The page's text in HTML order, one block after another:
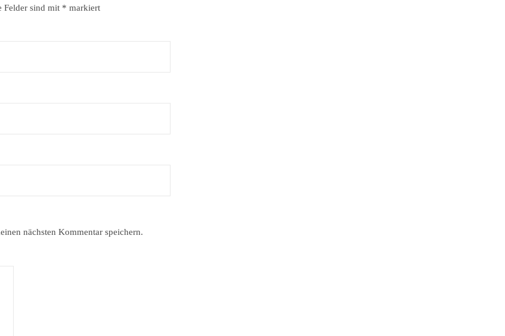
Felder sind mit * markiert
nächsten Kommentar speichern.